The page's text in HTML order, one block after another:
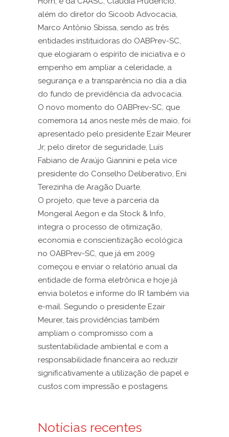
além do diretor do Sicoob Advocacia,
Marco Antônio Sbissa, sendo as três
entidades instituidoras do OABPrev-SC,
que elogiaram o espírito de iniciativa e o
empenho em ampliar a celeridade, a
segurança e a transparência no dia a dia
do fundo de previdência da advocacia.
O novo momento do OABPrev-SC, que
comemora 14 anos neste mês de maio, foi
apresentado pelo presidente Ezair Meurer
Jr; pelo diretor de seguridade, Luís
Fabiano de Araújo Giannini e pela vice
presidente do Conselho Deliberativo, Eni
Terezinha de Aragão Duarte.
O projeto, que teve a parceria da
Mongeral Aegon e da Stock & Info,
integra o processo de otimização,
economia e conscientização ecológica
no OABPrev-SC, que já em 2009
começou e enviar o relatório anual da
entidade de forma eletrônica e hoje já
envia boletos e informe do IR também via
e-mail. Segundo o presidente Ezair
Meurer, tais providências também
ampliam o compromisso com a
sustentabilidade ambiental e com a
responsabilidade financeira ao reduzir
significativamente a utilização de papel e
custos com impressão e postagens.
Notícias recentes